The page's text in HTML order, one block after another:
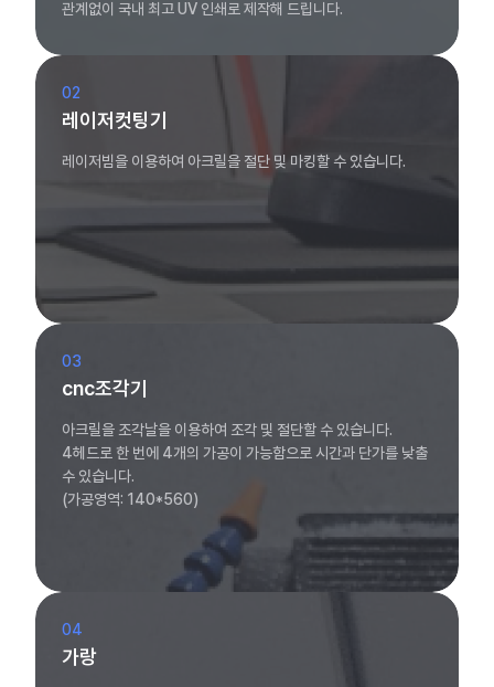
관계없이 국내 최고 UV 인쇄로 제작해 드립니다.
02
레이저컷팅기
레이저빔을 이용하여 아크릴을 절단 및 마킹할 수 있습니다.
03
cnc조각기
아크릴을 조각날을 이용하여 조각 및 절단할 수 있습니다.
4헤드로 한 번에 4개의 가공이 가능함으로 시간과 단가를 낮출
수 있습니다.
(가공영역: 140*560)
04
가랑